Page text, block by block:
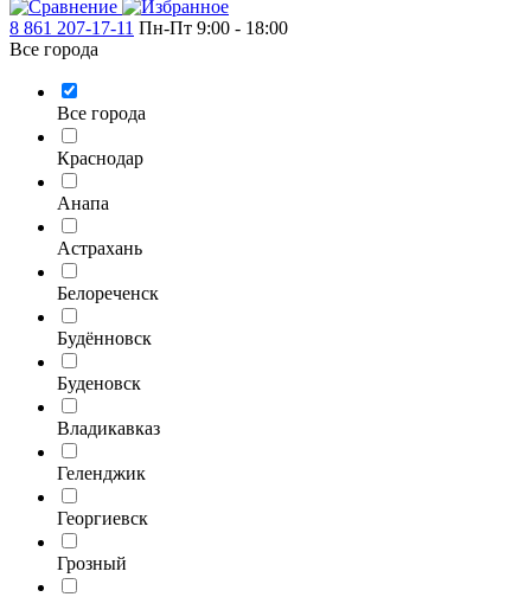
8 861 207-17-11 Пн-Пт 9:00 - 18:00
Все города
Все города
Краснодар
Анапа
Астрахань
Белореченск
Будённовск
Буденовск
Владикавказ
Геленджик
Георгиевск
Грозный